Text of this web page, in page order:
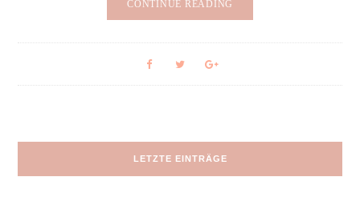
CONTINUE READING
LETZTE EINTRÄGE